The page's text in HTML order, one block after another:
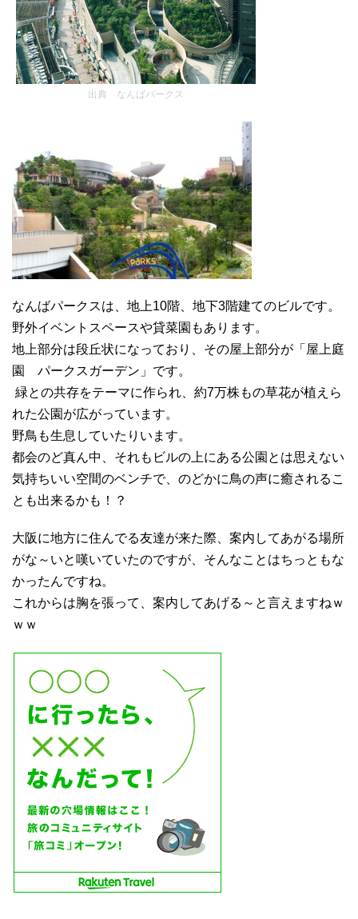
出典 なんばパークス
なんばパークスは、地上10階、地下3階建てのビルです。
野外イベントスペースや貸菜園もあります。
地上部分は段丘状になっており、その屋上部分が「屋上庭
園 パークスガーデン」です。
緑との共存をテーマに作られ、約7万株もの草花が植えら
れた公園が広がっています。
野鳥も生息していたりいます。
都会のど真ん中、それもビルの上にある公園とは思えない
気持ちいい空間のベンチで、のどかに鳥の声に癒されるこ
とも出来るかも！？
大阪に地方に住んでる友達が来た際、案内してあがる場所
がな～いと嘆いていたのですが、そんなことはちっともな
かったんですね。
これからは胸を張って、案内してあげる～と言えますねｗ
ｗｗ